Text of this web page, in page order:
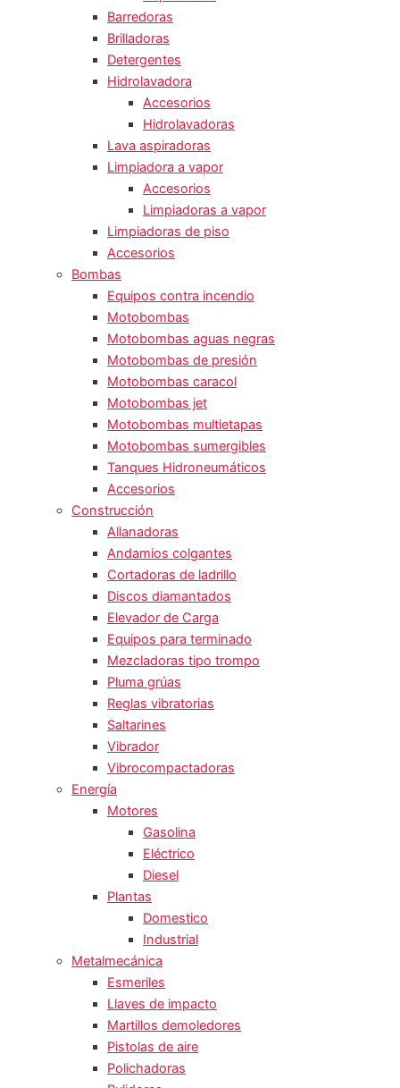
Barredoras
Brilladoras
Detergentes
Hidrolavadora
Accesorios
Hidrolavadoras
Lava aspiradoras
Limpiadora a vapor
Accesorios
Limpiadoras a vapor
Limpiadoras de piso
Accesorios
Bombas
Equipos contra incendio
Motobombas
Motobombas aguas negras
Motobombas de presión
Motobombas caracol
Motobombas jet
Motobombas multietapas
Motobombas sumergibles
Tanques Hidroneumáticos
Accesorios
Construcción
Allanadoras
Andamios colgantes
Cortadoras de ladrillo
Discos diamantados
Elevador de Carga
Equipos para terminado
Mezcladoras tipo trompo
Pluma grúas
Reglas vibratorias
Saltarines
Vibrador
Vibrocompactadoras
Energía
Motores
Gasolina
Eléctrico
Diesel
Plantas
Domestico
Industrial
Metalmecánica
Esmeriles
Llaves de impacto
Martillos demoledores
Pistolas de aire
Polichadoras